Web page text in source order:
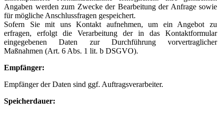
Angaben werden zum Zwecke der Bearbeitung der Anfrage sowie
für mögliche Anschlussfragen gespeichert.
Sofern Sie mit uns Kontakt aufnehmen, um ein Angebot zu
erfragen, erfolgt die Verarbeitung der in das Kontaktformular
eingegebenen Daten zur Durchführung vorvertraglicher
Maßnahmen (Art. 6 Abs. 1 lit. b DSGVO).
Empfänger:
Empfänger der Daten sind ggf. Auftragsverarbeiter.
Speicherdauer: